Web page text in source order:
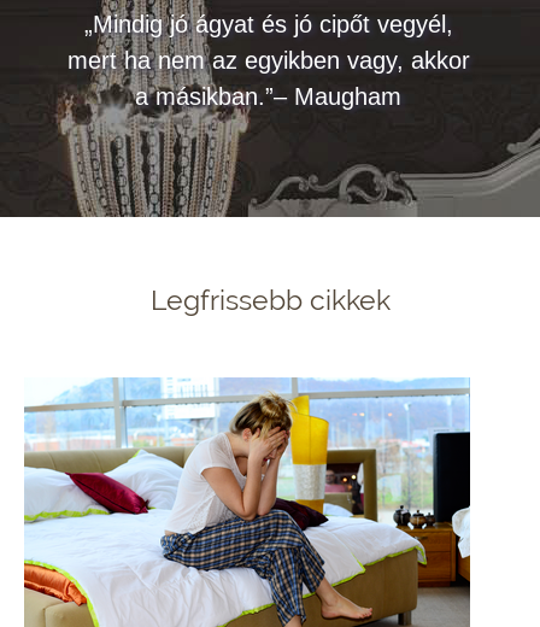
„Mindig jó ágyat és jó cipőt vegyél,
mert ha nem az egyikben vagy, akkor
a másikban.”– Maugham
Legfrissebb cikkek